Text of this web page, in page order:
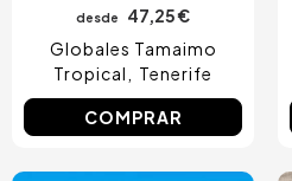
desde
47,25 €
Globales Tamaimo
Tropical
Tenerife
COMPRAR